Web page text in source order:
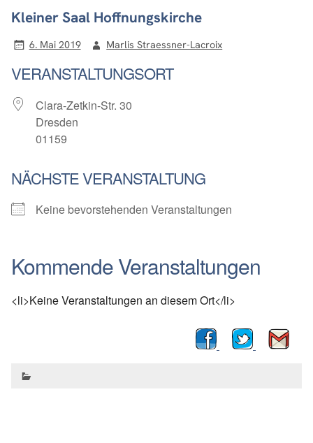
Kleiner Saal Hoffnungskirche
6. Mai 2019 Marlis Straessner-Lacroix
VERANSTALTUNGSORT
Clara-Zetkin-Str. 30
Dresden
01159
NÄCHSTE VERANSTALTUNG
Keine bevorstehenden Veranstaltungen
Kommende Veranstaltungen
<li>Keine Veranstaltungen an diesem Ort</li>